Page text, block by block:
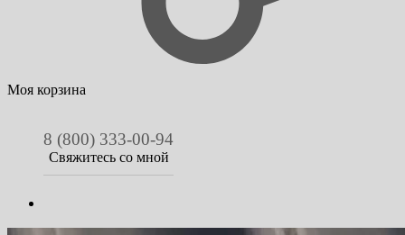
Моя корзина
8 (800) 333-00-94
Свяжитесь со мной